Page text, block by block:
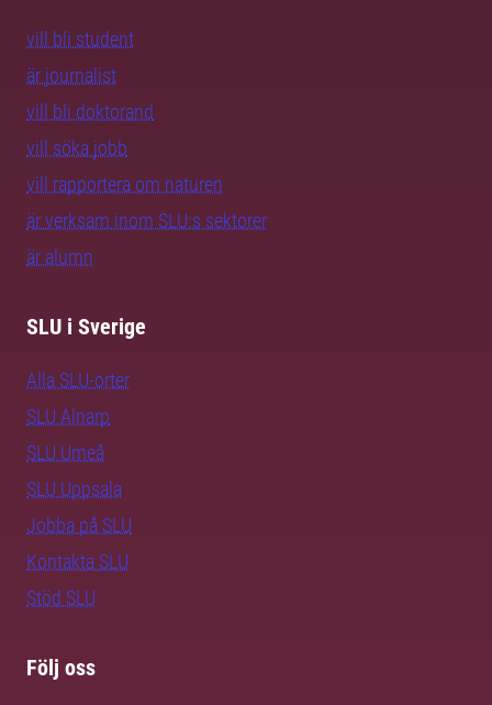
vill bli student
är journalist
vill bli doktorand
vill söka jobb
vill rapportera om naturen
är verksam inom SLU:s sektorer
är alumn
SLU i Sverige
Alla SLU-orter
SLU Alnarp
SLU Umeå
SLU Uppsala
Jobba på SLU
Kontakta SLU
Stöd SLU
Följ oss